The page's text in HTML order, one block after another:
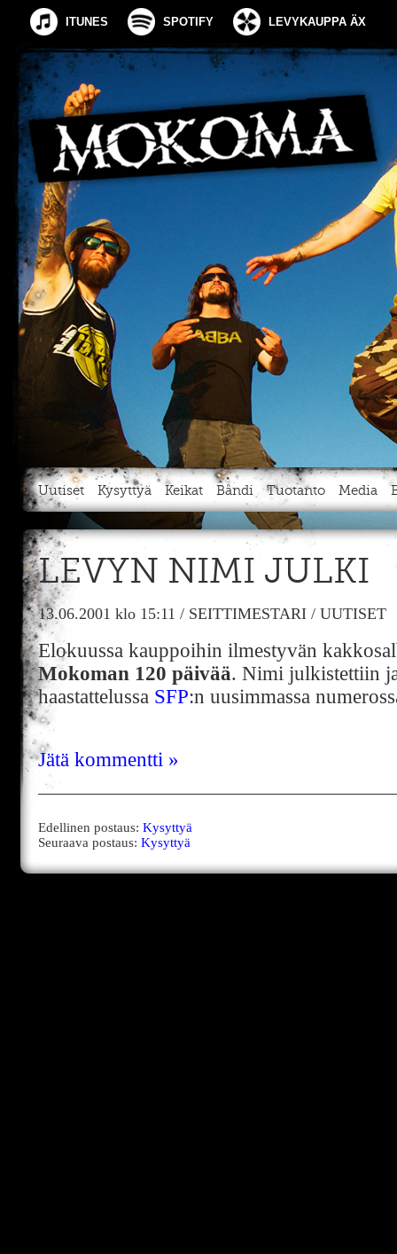
ITUNES SPOTIFY LEVYKAUPPA ÄX
Uutiset Kysyttyä Keikat Bändi Tuotanto Media
LEVYN NIMI JULKI
13.06.2001 klo 15:11 / SEITTIMESTARI / UUTISET
Elokuussa kauppoihin ilmestyvän
Mokoman 120 päivää. Nimi julkistettiin
haastattelussa SFP:n uusimmassa
Jätä kommentti »
Edellinen postaus: Kysyttyä
Seuraava postaus: Kysyttyä